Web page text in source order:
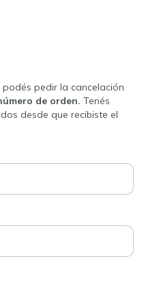
pedir la cancelación
de orden. Tenés
desde que recibiste el